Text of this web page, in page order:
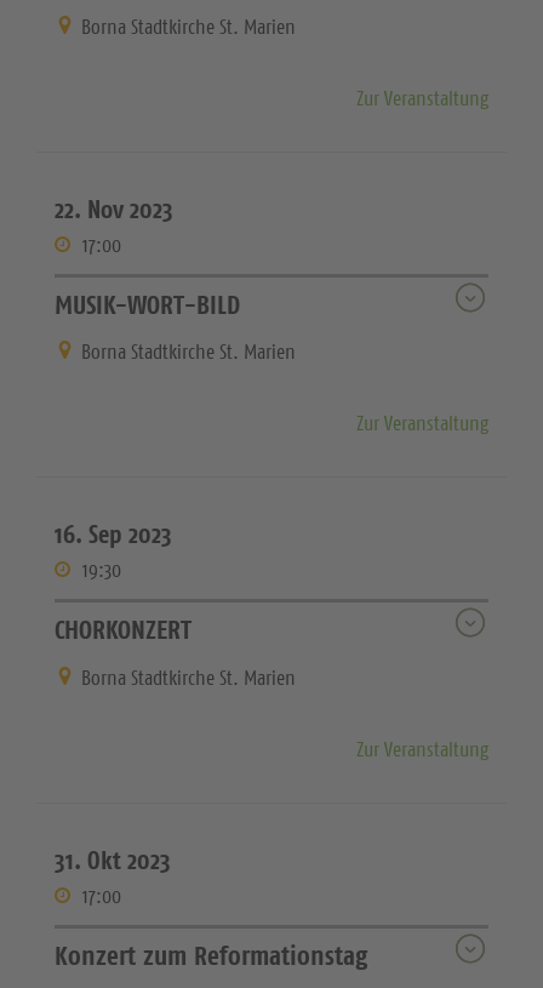
Borna Stadtkirche St. Marien
Zur Veranstaltung
22. Nov 2023
17:00
MUSIK-WORT-BILD
Borna Stadtkirche St. Marien
Zur Veranstaltung
16. Sep 2023
19:30
CHORKONZERT
Borna Stadtkirche St. Marien
Zur Veranstaltung
31. Okt 2023
17:00
Konzert zum Reformationstag